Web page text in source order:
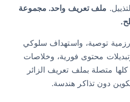
ملف تعريف واحد. مجموعة
50 خوارزمية توصية، واستهداف سلوكي
وتبديلات محتوى فورية، وخلاصات
متصلة بملف تعريف الزائر
دون تذاكر هندسة.